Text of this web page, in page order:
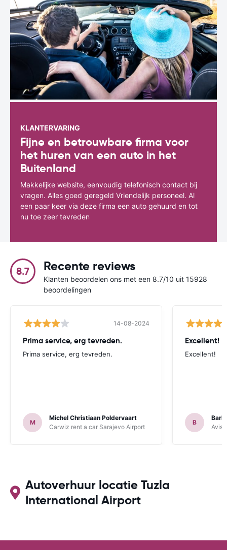
KLANTERVARING
Fijne en betrouwbare firma voor
het huren van een auto in het
Buitenland
Makkelijke website, eenvoudig telefonisch contact bij
vragen. Alles goed geregeld Vriendelijk personeel. Al
een paar keer via deze firma een auto gehuurd en tot
nu toe zeer tevreden
8.7 Recente reviews
Klanten beoordelen ons met een 8.7/10 uit 15928
beoordelingen
14-08-2024
Prima service, erg tevreden.
Prima service, erg tevreden.
M
Michel Christiaan Poldervaart
Carwiz rent a car Sarajevo Airport
Excellent!
Excellent!
B
Avis
Autoverhuur locatie Tuzla
International Airport